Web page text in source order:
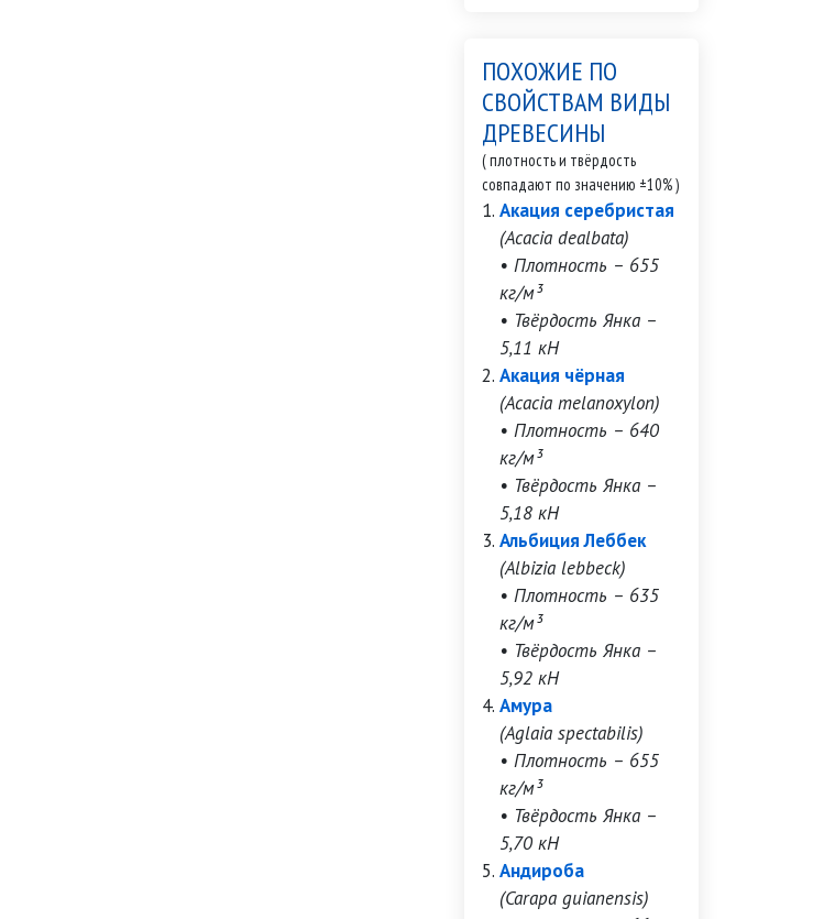
ПОХОЖИЕ ПО
СВОЙСТВАМ ВИДЫ
ДРЕВЕСИНЫ
( плотность и твёрдость
совпадают по значению ±10% )
Акация серебристая
(Acacia dealbata)
• Плотность – 655
кг/м³
• Твёрдость Янка –
5,11 кН
Акация чёрная
(Acacia melanoxylon)
• Плотность – 640
кг/м³
• Твёрдость Янка –
5,18 кН
Альбиция Леббек
(Albizia lebbeck)
• Плотность – 635
кг/м³
• Твёрдость Янка –
5,92 кН
Амура
(Aglaia spectabilis)
• Плотность – 655
кг/м³
• Твёрдость Янка –
5,70 кН
Андироба
(Carapa guianensis)